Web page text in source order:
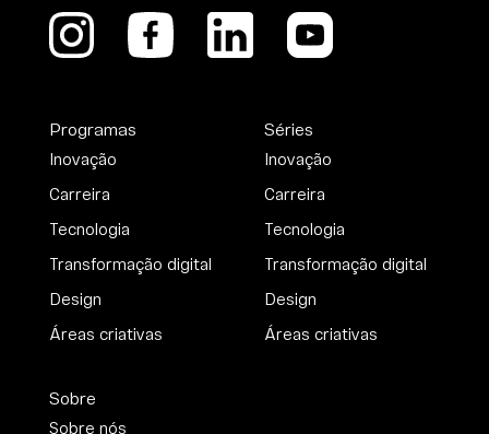
Programas
Inovação
Carreira
Tecnologia
Transformação digital
Design
Áreas criativas
Séries
Inovação
Carreira
Tecnologia
Transformação digital
Design
Áreas criativas
Sobre
Sobre nós